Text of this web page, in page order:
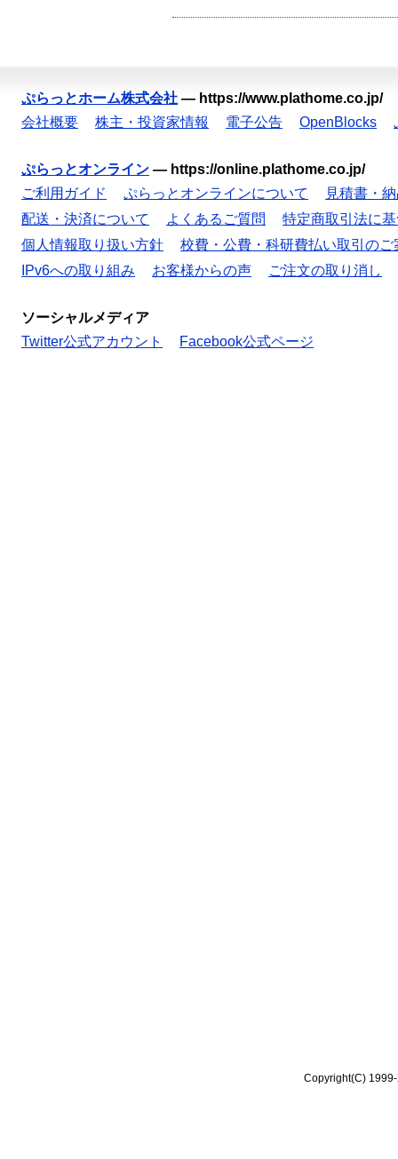
ぷらっとホーム株式会社 — https://www.plathome.co.jp/
会社概要
株主・投資家情報 電子公告 OpenBlocks
ぷらっとオンライン — https://online.plathome.co.jp/
ご利用ガイド
ぷらっとオンラインについて
見積書・
配送・決済について
よくあるご質問
特定商取引法に
個人情報取り扱い方針
校費・公費・科研費払い取引のご
IPv6への取り組み
お客様からの声 ご注文の取り消し
ソーシャルメディア
Twitter公式アカウント
Facebook公式ページ
Copyright(C)